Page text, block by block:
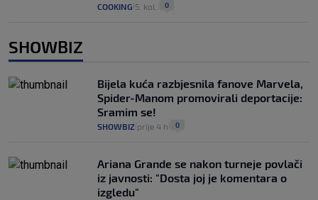
COOKING 5. kol. 0
SHOWBIZ
Bijela kuća razbjesnila fanove Marvela,
Spider-Manom promovirali deportacije:
Sramim se!
SHOWBIZ prije 4 h 0
Ariana Grande se nakon turneje povlači
iz javnosti: "Dosta joj je komentara o
izgledu"